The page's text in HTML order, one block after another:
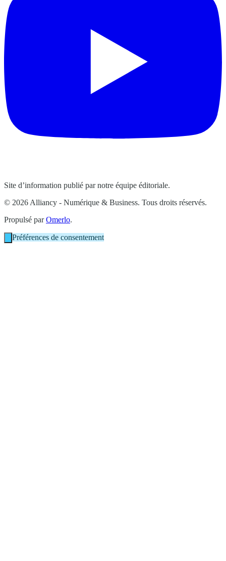
Site d’information publié par notre équipe éditoriale.
© 2026 Alliancy - Numérique & Business. Tous droits réservés.
Propulsé parOmerlo.
Préférences de consentement